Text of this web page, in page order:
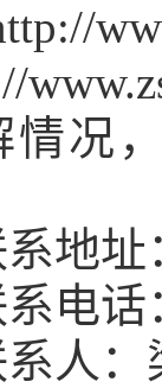
情况
址：
话：
：